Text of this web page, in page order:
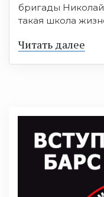
бригады
такая школа
Читать далее